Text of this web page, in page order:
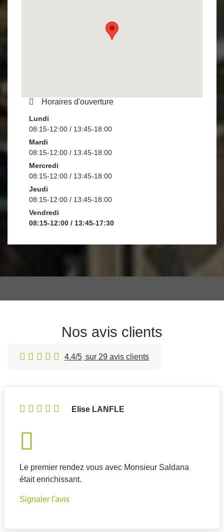
Horaires d'ouverture
Lundi
08:15-12:00 / 13:45-18:00
Mardi
08:15-12:00 / 13:45-18:00
Mercredi
08:15-12:00 / 13:45-18:00
Jeudi
08:15-12:00 / 13:45-18:00
Vendredi
08:15-12:00 / 13:45-17:30
Nos avis clients
4.4/5 sur 29 avis clients
Elise LANFLE
Le premier rendez vous avec Monsieur Saldana
était enrichissant.
Signaler l'avis